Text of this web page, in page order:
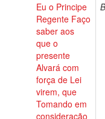
Eu o Principe
Regente Faço
saber aos
que o
presente
Alvará com
força de Lei
virem, que
Tomando em
consideração